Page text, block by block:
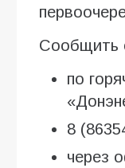
Сообщить
по
8
через